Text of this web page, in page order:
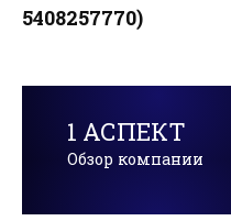
5408257770)
1 АСПЕКТ
Обзор компании